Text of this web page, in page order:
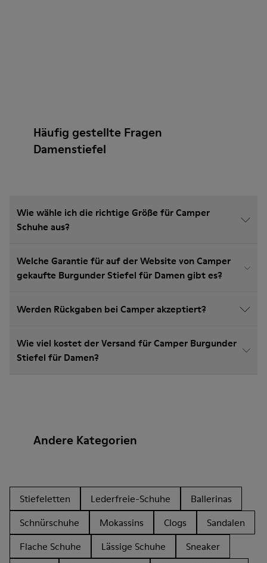
Häufig gestellte Fragen
Damenstiefel
Wie wähle ich die richtige Größe für Camper
Schuhe aus?
Welche Garantie für auf der Website von Camper
gekaufte Burgunder Stiefel für Damen gibt es?
Werden Rückgaben bei Camper akzeptiert?
Wie viel kostet der Versand für Camper Burgunder
Stiefel für Damen?
Andere Kategorien
Stiefeletten Lederfreie-Schuhe
Ballerinas
Schnürschuhe
Mokassins Clogs
Sandalen
Flache Schuhe
Lässige Schuhe
Sneaker